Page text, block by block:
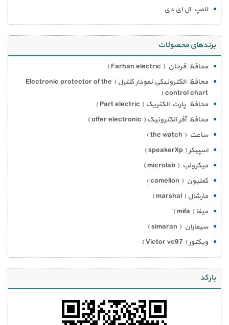
لامپ ال ای دی
برندهای محصولات
محافظ فرحان ( Farhan electric )
محافظ الکترونیکی نمودار کنترل ( Electronic protector of the
control chart )
محافظ پارت الکتریک ( Part electric )
محافظ آفر الکترونیک ( offer electronic )
ساعت ( the watch )
اسپیکر ( speakerXp )
میکرولب ( microlab )
کملیون ( camelion )
مارشال ( marshal )
میفا ( mifa )
سیماران ( simaran )
ویکتور ( Victor vc97 )
بارکد